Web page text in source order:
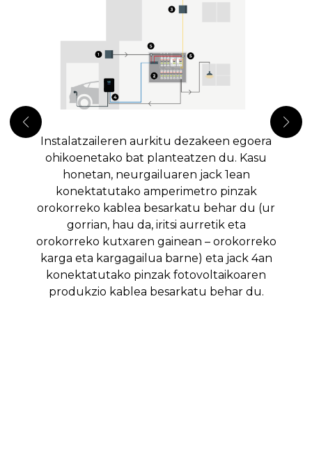
Instalatzaileren aurkitu dezakeen egoera
ohikoenetako bat planteatzen du. Kasu
honetan, neurgailuaren jack 1ean
konektatutako amperimetro pinzak
orokorreko kablea besarkatu behar du (ur
gorrian, hau da, iritsi aurretik eta
orokorreko kutxaren gainean – orokorreko
karga eta kargagailua barne) eta jack 4an
konektatutako pinzak fotovoltaikoaren
produkzio kablea besarkatu behar du.